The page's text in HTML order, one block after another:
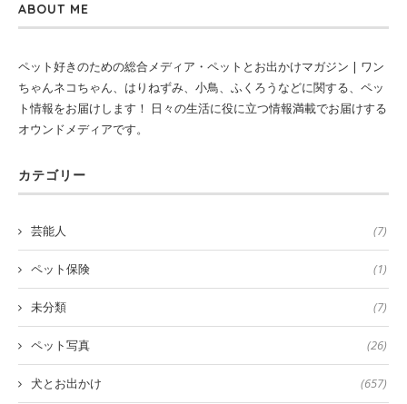
ABOUT ME
ペット好きのための総合メディア・ペットとお出かけマガジン | ワン
ちゃんネコちゃん、はりねずみ、小鳥、ふくろうなどに関する、ペッ
ト情報をお届けします！ 日々の生活に役に立つ情報満載でお届けする
オウンドメディアです。
カテゴリー
芸能人 (7)
ペット保険 (1)
未分類 (7)
ペット写真 (26)
犬とお出かけ (657)